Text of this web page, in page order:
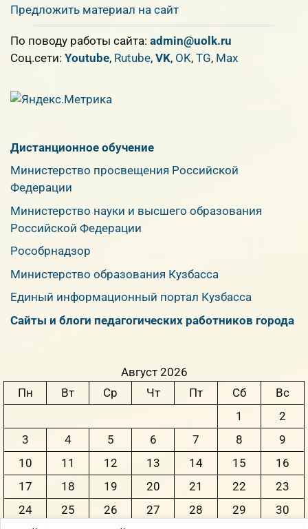
Предложить материал на сайт
По поводу работы сайта: admin@uolk.ru
Cоц.сети: Youtube, Rutube, VK, OK, TG, Max
Дистанционное обучение
Министерство просвещения Российской
Федерации
Министерство науки и высшего образования
Российской Федерации
Рособрнадзор
Министерство образования Кузбасса
Единый информационный портал Кузбасса
Сайты и блоги педагогических работников города
Август 2026
Пн
Вт Ср Чт Пт Сб
Вс
1
2
3
4 5 6 7 8
9
10
11 12 13 14 15
16
17
18 19 20 21 22
23
24
25 26 27 28 29
30